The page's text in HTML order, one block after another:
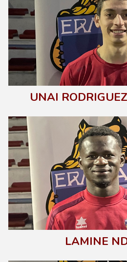
UNAI
LAMINE